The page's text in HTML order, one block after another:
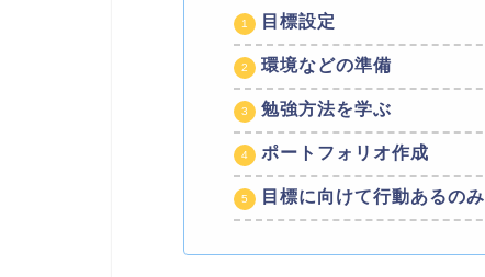
目標設定
環境などの準備
勉強方法を学ぶ
ポートフォリオ作成
目標に向けて行動あるのみ